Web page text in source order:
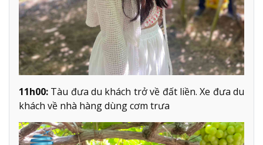
11h00: Tàu đưa du khách trở về đất liền. Xe đưa du
khách về nhà hàng dùng cơm trưa